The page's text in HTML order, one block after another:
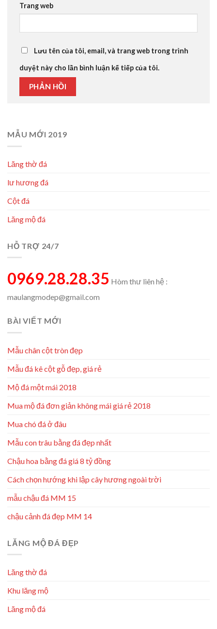
Trang web
Lưu tên của tôi, email, và trang web trong trình
duyệt này cho lần bình luận kế tiếp của tôi.
MẪU MỚI 2019
Lăng thờ đá
lư hương đá
Cột đá
Lăng mộ đá
HỖ TRỢ 24/7
0969.28.28.35 Hòm thư liên hệ :
maulangmodep@gmail.com
BÀI VIẾT MỚI
Mẫu chân cột tròn đẹp
Mẫu đá kê cột gỗ đẹp, giá rẻ
Mộ đá một mái 2018
Mua mộ đá đơn giản không mái giá rẻ 2018
Mua chó đá ở đâu
Mẫu con trâu bằng đá đẹp nhất
Chậu hoa bằng đá giá 8 tỷ đồng
Cách chọn hướng khi lập cây hương ngoài trời
mẫu chậu đá MM 15
chậu cảnh đá đẹp MM 14
LĂNG MỘ ĐÁ ĐẸP
Lăng thờ đá
Khu lăng mộ
Lăng mộ đá